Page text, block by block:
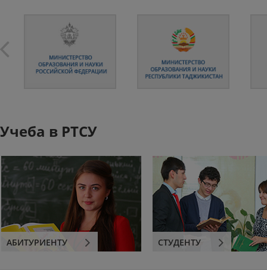
Учеба в РТСУ
АБИТУРИЕНТУ СТУДЕНТУ